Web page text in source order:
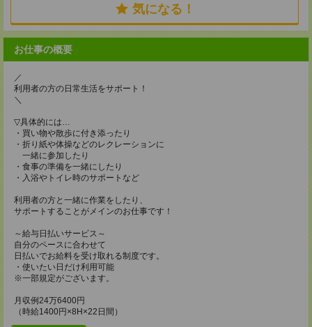
気になる！
お仕事の概要
／
利用者の方の日常生活をサポート！
＼
▽具体的には…
・買い物や散歩に付き添ったり
・折り紙や体操などのレクレーションに
一緒に参加したり
・食事の準備を一緒にしたり
・入浴やトイレ時のサポートなど
利用者の方と一緒に作業をしたり、
サポートすることがメインのお仕事です！
～給与日払いサービス～
自分のペースに合わせて
日払いでお給料を受け取れる制度です。
・使いたい日だけ利用可能
※一部規定がございます。
月収例24万6400円
（時給1400円×8H×22日間）